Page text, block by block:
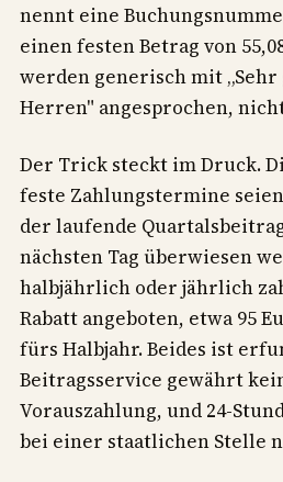
nennt eine
einen festen Betrag von
werden generisch mit
Herren" angesprochen,
Der Trick steckt im Druck.
feste Zahlungstermine
der laufende
nächsten Tag überwiesen
halbjährlich oder jährlich
Rabatt angeboten, etwa 95
fürs Halbjahr. Beides ist
Beitragsservice gewährt
Vorauszahlung, und 24-
bei einer staatlichen Stelle